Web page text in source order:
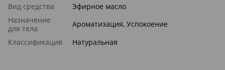
Вид средства
Эфирное масло
Назначение
для тела
Ароматизация, Успокоение
Классификация
Натуральная